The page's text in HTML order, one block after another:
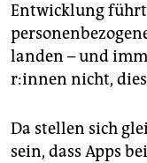
epaper login
Entwicklung führt
landen – und
r:in­nen nicht,
Da stellen sich
sein, dass Apps